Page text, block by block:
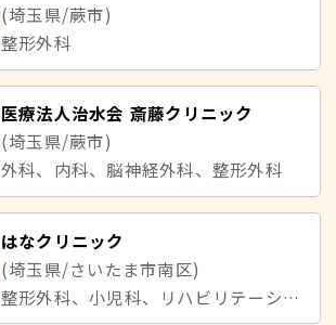
(埼玉県/蕨市)
整形外科
医療法人治水会 斎藤クリニック
(埼玉県/蕨市)
外科、内科、脳神経外科、整形外科
はなクリニック
(埼玉県/さいたま市南区)
整形外科、小児科、リハビリテーション科